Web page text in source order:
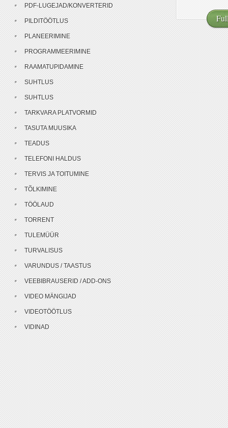
PDF-LUGEJAD/KONVERTERID
PILDITÖÖTLUS
PLANEERIMINE
PROGRAMMEERIMINE
RAAMATUPIDAMINE
SUHTLUS
SUHTLUS
TARKVARA PLATVORMID
TASUTA MUUSIKA
TEADUS
TELEFONI HALDUS
TERVIS JA TOITUMINE
TÕLKIMINE
TÖÖLAUD
TORRENT
TULEMÜÜR
TURVALISUS
VARUNDUS / TAASTUS
VEEBIBRAUSERID / ADD-ONS
VIDEO MÄNGIJAD
VIDEOTÖÖTLUS
VIDINAD